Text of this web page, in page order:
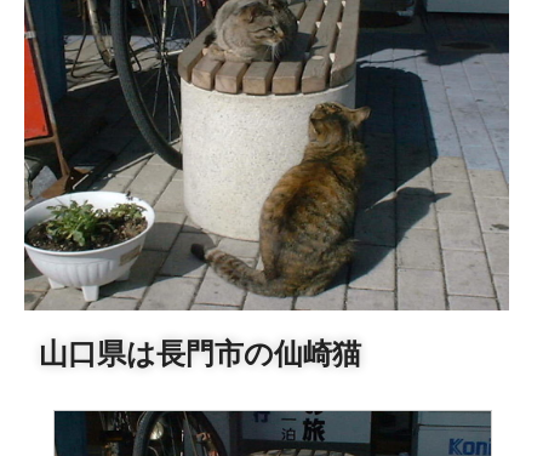
山口県は長門市の仙崎猫